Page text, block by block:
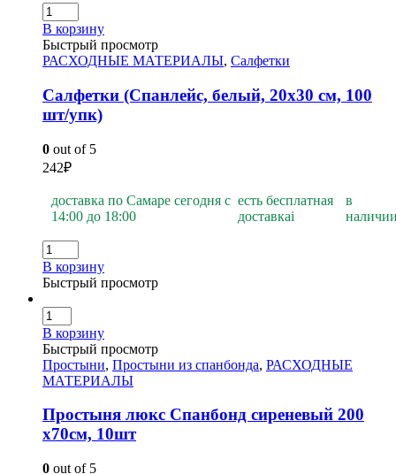
В корзину
Быстрый просмотр
РАСХОДНЫЕ МАТЕРИАЛЫ, Салфетки
Салфетки (Спанлейс, белый, 20х30 см, 100
шт/упк)
0 out of 5
242₽
доставка по Самаре сегодня с
14:00 до 18:00
есть бесплатная
доставкаi
в
В корзину
Быстрый просмотр
В корзину
Быстрый просмотр
Простыни, Простыни из спанбонда, РАСХОДНЫЕ
МАТЕРИАЛЫ
Простыня люкс Спанбонд сиреневый 200
х70см, 10шт
0 out of 5